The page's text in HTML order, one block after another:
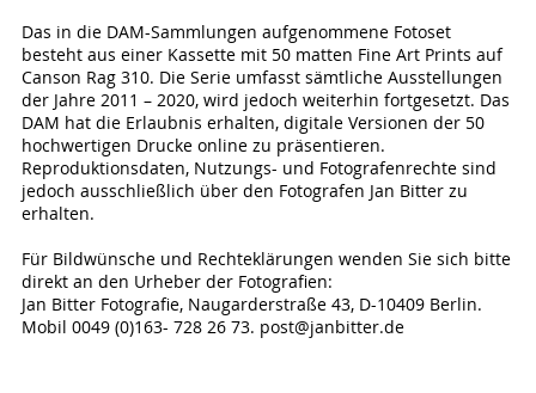
Das in die DAM-Sammlungen aufgenommene Fotoset
besteht aus einer Kassette mit 50 matten Fine Art Prints auf
Canson Rag 310. Die Serie umfasst sämtliche Ausstellungen
der Jahre 2011 – 2020, wird jedoch weiterhin fortgesetzt. Das
DAM hat die Erlaubnis erhalten, digitale Versionen der 50
hochwertigen Drucke online zu präsentieren.
Reproduktionsdaten, Nutzungs- und Fotografenrechte sind
jedoch ausschließlich über den Fotografen Jan Bitter zu
erhalten.
Für Bildwünsche und Rechteklärungen wenden Sie sich bitte
direkt an den Urheber der Fotografien:
Jan Bitter Fotografie, Naugarderstraße 43, D-10409 Berlin.
Mobil 0049 (0)163- 728 26 73. post@janbitter.de